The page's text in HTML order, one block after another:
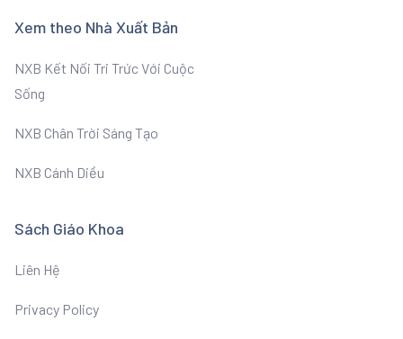
Xem theo Nhà Xuất Bản
NXB Kết Nối Tri Trức Với Cuộc
Sống
NXB Chân Trời Sáng Tạo
NXB Cánh Diều
Sách Giáo Khoa
Liên Hệ
Privacy Policy